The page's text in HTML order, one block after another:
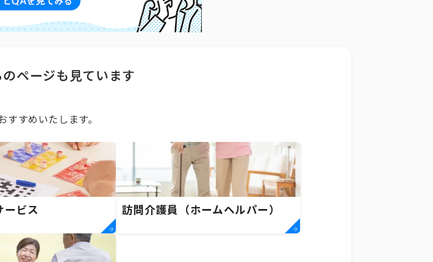
ページも見ています
すめいたします。
ービス 訪問介護員（ホームヘルパー）